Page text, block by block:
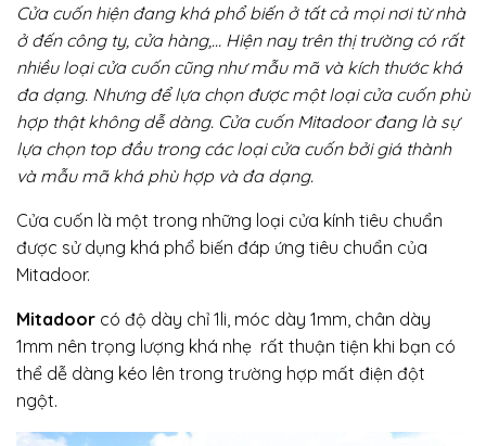
Cửa cuốn hiện đang khá phổ biến ở tất cả mọi nơi từ nhà
ở đến công ty, cửa hàng,… Hiện nay trên thị trường có rất
nhiều loại cửa cuốn cũng như mẫu mã và kích thước khá
đa dạng. Nhưng để lựa chọn được một loại cửa cuốn phù
hợp thật không dễ dàng. Cửa cuốn Mitadoor đang là sự
lựa chọn top đầu trong các loại cửa cuốn bởi giá thành
và mẫu mã khá phù hợp và đa dạng.
Cửa cuốn là một trong những loại cửa kính tiêu chuẩn
được sử dụng khá phổ biến đáp ứng tiêu chuẩn của
Mitadoor.
Mitadoor có độ dày chỉ 1li, móc dày 1mm, chân dày
1mm nên trọng lượng khá nhẹ rất thuận tiện khi bạn có
thể dễ dàng kéo lên trong trường hợp mất điện đột
ngột.